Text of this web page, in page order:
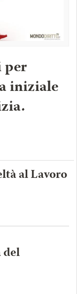
per
iniziale
al Lavoro
del